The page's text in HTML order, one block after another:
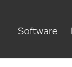
Software